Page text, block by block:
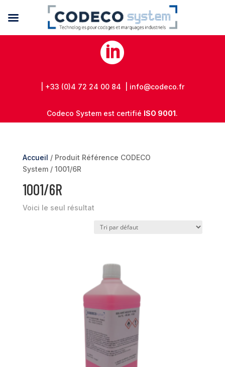

| +33 (0)4 72 24 00 84 | info@codeco.fr
Codeco System est certifié ISO 9001.
Accueil / Produit Référence CODECO
System / 1001/6R
1001/6R
Voici le seul résultat